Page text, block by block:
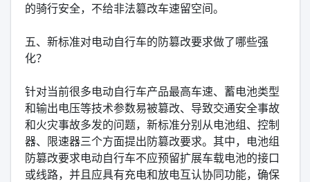
的骑行安全，不给非法篡改车速留空间。
五、新标准对电动自行车的防篡改要求做了哪些强
化？
针对当前很多电动自行车产品最高车速、蓄电池类型
和输出电压等技术参数易被篡改、导致交通安全事故
和火灾事故多发的问题，新标准分别从电池组、控制
器、限速器三个方面提出防篡改要求。其中，电池组
防篡改要求电动自行车不应预留扩展车载电池的接口
或线路，并且应具有充电和放电互认协同功能，确保